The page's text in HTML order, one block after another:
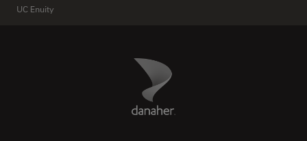
UC Enuity
Danaher Logo